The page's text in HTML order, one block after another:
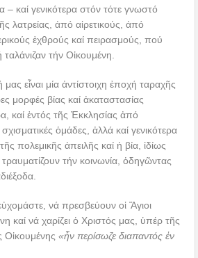
– καί γενικότερα στόν τότε γνωστό
λατρείας, ἀπό αἱρετικούς, ἀπό
ἐχθρούς καί πειρασμούς, πού
ταλάνιζαν τήν Οἰκουμένη.
εἶναι μία ἀντίστοιχη ἐποχή ταραχῆς
μορφές βίας καί ἀκαταστασίας
καί ἐντός τῆς Ἐκκλησίας ἀπό
σχισματικές ὁμάδες, ἀλλά καί γενικότερα
πολεμικῆς ἀπειλῆς καί ἡ βία, ἰδίως
τραυματίζουν τήν κοινωνία, ὁδηγῶντας
νά πρεσβεύουν οἱ Ἅγιοι
καί νά χαρίζει ὁ Χριστός μας, ὑπέρ τῆς
Οἰκουμένης«ἧν περίσωζε διαπαντός ἐν